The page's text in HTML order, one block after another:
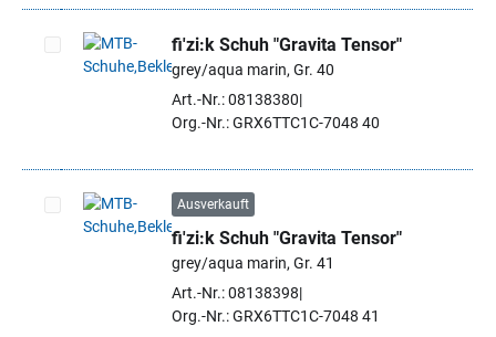
Artikel auswählen
fi'zi:k Schuh "Gravita Tensor"
grey/aqua marin, Gr. 40
Art.-Nr.: 08138380
Org.-Nr.: GRX6TTC1C-7048 40
Artikel auswählen
Ausverkauft
fi'zi:k Schuh "Gravita Tensor"
grey/aqua marin, Gr. 41
Art.-Nr.: 08138398
Org.-Nr.: GRX6TTC1C-7048 41